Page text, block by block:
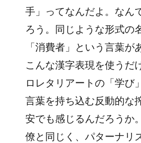
手」ってなんだよ。なん
ろう。同じような形式の
「消費者」という言葉
こんな漢字表現を使うだ
ロレタリアートの「学び
言葉を持ち込む反動的な
安でも感じるんだろうか
僚と同じく、パターナリ